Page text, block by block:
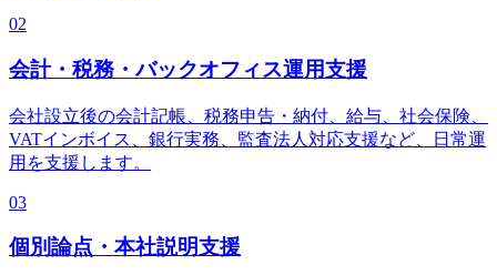
02
会計・税務・バックオフィス運用支援
会社設立後の会計記帳、税務申告・納付、給与、社会保険、
VATインボイス、銀行実務、監査法人対応支援など、日常運
用を支援します。
03
個別論点・本社説明支援